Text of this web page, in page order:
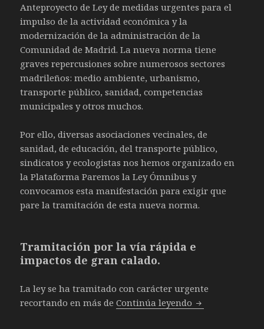
Anteproyecto de Ley de medidas urgentes para el
impulso de la actividad económica y la
modernización de la administración de la
Comunidad de Madrid. La nueva norma tiene
graves repercusiones sobre numerosos sectores
madrileños: medio ambiente, urbanismo,
transporte público, sanidad, competencias
municipales y otros muchos.
Por ello, diversas asociaciones vecinales, de
sanidad, de educación, del transporte público,
sindicatos y ecologistas nos hemos organizado en
la Plataforma Paremos la Ley Ómnibus y
convocamos esta manifestación para exigir que
pare la tramitación de esta nueva norma.
Tramitación por la vía rápida e
impactos de gran calado.
La ley se ha tramitado con carácter urgente
recortando en más deContinúa leyendo 26 de febrero: